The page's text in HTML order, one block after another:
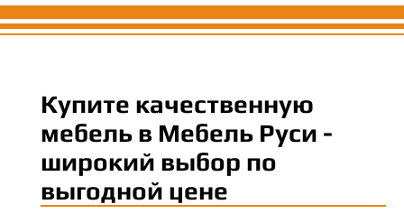
Купите качественную
мебель в Мебель Руси -
широкий выбор по
выгодной цене